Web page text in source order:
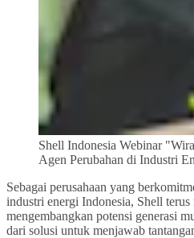
Shell Indonesia Webinar
Agen Perubahan di Industri
Sebagai perusahaan yang
industri energi Indonesia, Shell terus
mengembangkan potensi generasi
dari solusi untuk menjawab